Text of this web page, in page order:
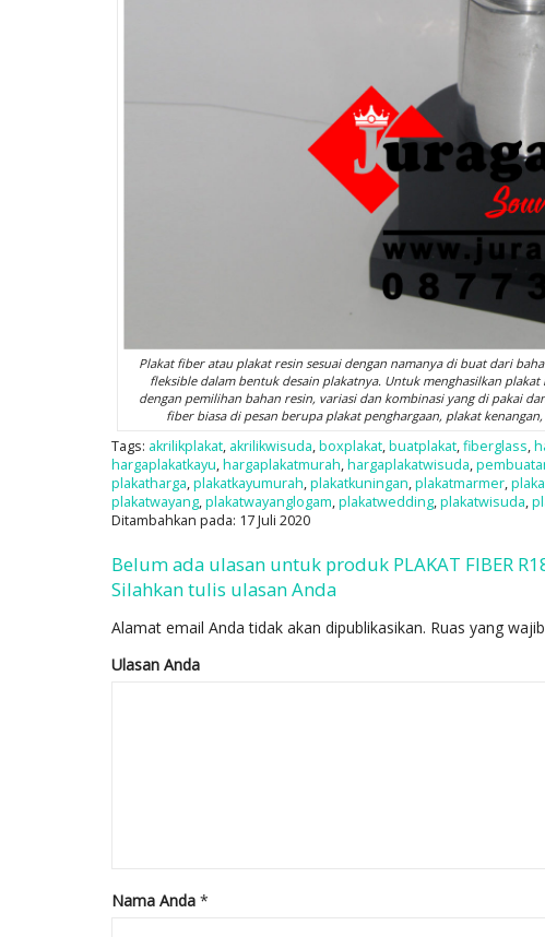
Plakat fiber atau plakat resin sesuai dengan namanya di buat dari
fleksible dalam bentuk desain plakatnya. Untuk menghasilkan
dengan pemilihan bahan resin, variasi dan kombinasi yang di pakai
fiber biasa di pesan berupa plakat penghargaan, plakat
Tags: akrilikplakat, akrilikwisuda,boxplakat,buatplakat,fiberglass,
hargaplakatkayu,hargaplakatmurah,hargaplakatwisuda,
plakatharga,plakatkayumurah,plakatkuningan,plakatmarmer,
plakatwayang,plakatwayanglogam,plakatwedding,plakatwisuda,
Ditambahkan pada: 17 Juli 2020
Belum ada ulasan untuk produk PLAKAT FIBER
Silahkan tulis ulasan Anda
Alamat email Anda tidak akan dipublikasikan. Ruas yang
Ulasan Anda
Nama Anda *